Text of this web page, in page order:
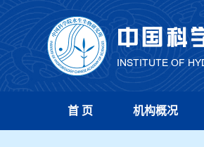
首 页 机构概况